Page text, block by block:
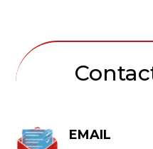
EMAIL